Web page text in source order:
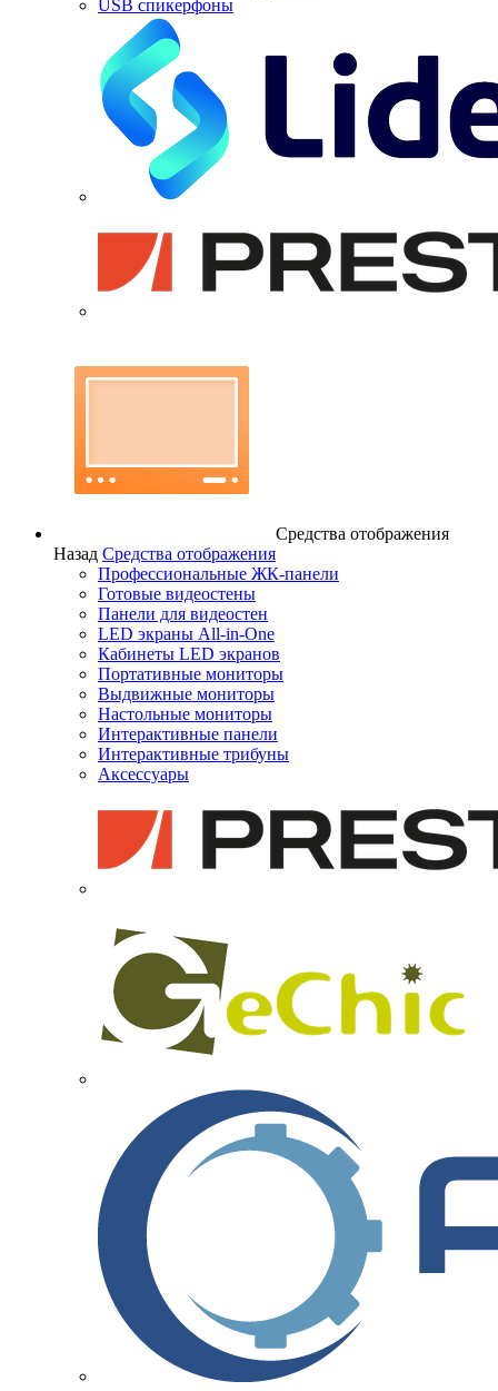
USB спикерфоны
Средства отображения
Назад Средства отображения
Профессиональные ЖК-панели
Готовые видеостены
Панели для видеостен
LED экраны All-in-One
Кабинеты LED экранов
Портативные мониторы
Выдвижные мониторы
Настольные мониторы
Интерактивные панели
Интерактивные трибуны
Аксессуары